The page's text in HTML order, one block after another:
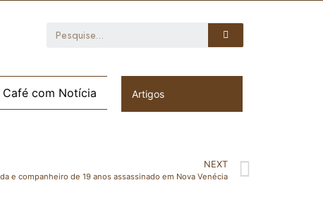
Café com Notícia Artigos
NEXT
e companheiro de 19 anos assassinado em Nova Venécia